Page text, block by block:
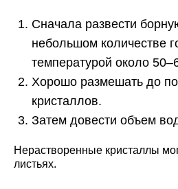
Сначала развести
небольшом количестве
температурой около
Хорошо размешать до
кристаллов.
Затем довести объем
Нерастворенные кристаллы
листьях.